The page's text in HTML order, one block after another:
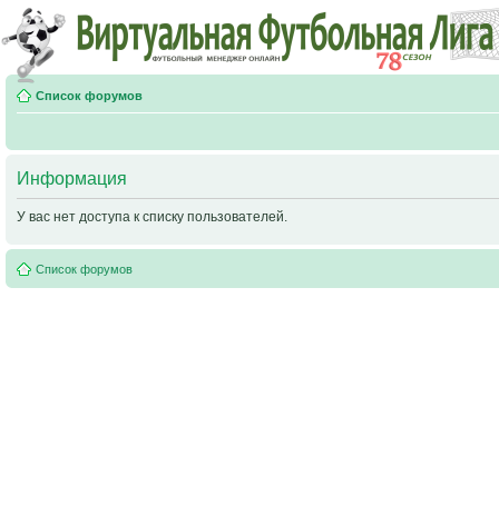
Список форумов
Информация
У вас нет доступа к списку пользователей.
Список форумов